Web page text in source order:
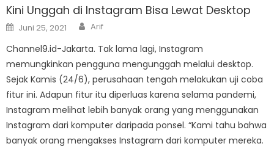
Kini Unggah di Instagram Bisa Lewat Desktop
Posted
on
Juni 25, 2021 Author
Arif
Channel9.id-Jakarta. Tak lama lagi, Instagram
memungkinkan pengguna mengunggah melalui desktop.
Sejak Kamis (24/6), perusahaan tengah melakukan uji coba
fitur ini. Adapun fitur itu diperluas karena selama pandemi,
Instagram melihat lebih banyak orang yang menggunakan
Instagram dari komputer daripada ponsel. “Kami tahu bahwa
banyak orang mengakses Instagram dari komputer mereka.